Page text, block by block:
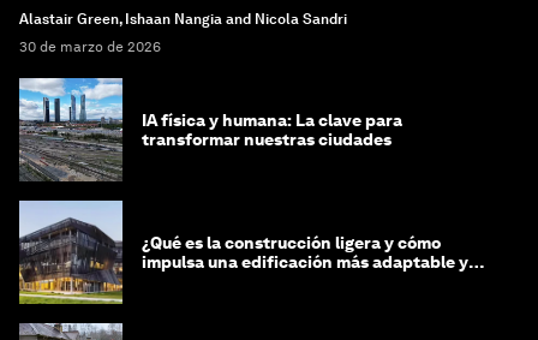
Alastair Green, Ishaan Nangia and Nicola Sandri
30 de marzo de 2026
IA física y humana: La clave para
transformar nuestras ciudades
¿Qué es la construcción ligera y cómo
impulsa una edificación más adaptable y